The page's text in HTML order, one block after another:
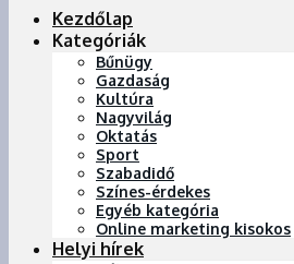
Kezdőlap
Kategóriák
Bűnügy
Gazdaság
Kultúra
Nagyvilág
Oktatás
Sport
Szabadidő
Színes-érdekes
Egyéb kategória
Online marketing kisokos
Helyi hírek